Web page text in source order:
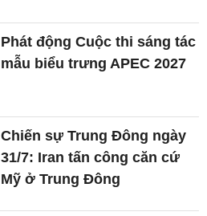
Phát động Cuộc thi sáng tác
mẫu biểu trưng APEC 2027
Chiến sự Trung Đông ngày
31/7: Iran tấn công căn cứ
Mỹ ở Trung Đông